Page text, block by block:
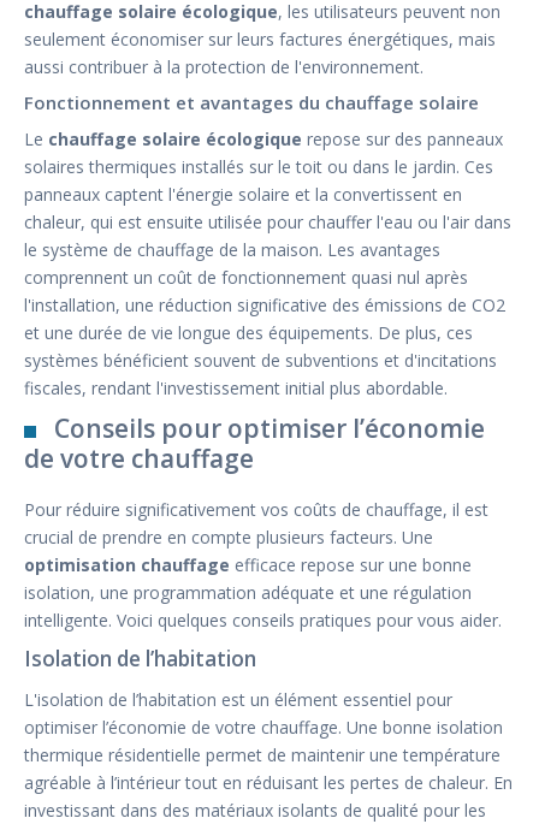
chauffage solaire écologique, les utilisateurs peuvent non
seulement économiser sur leurs factures énergétiques, mais
aussi contribuer à la protection de l'environnement.
Fonctionnement et avantages du chauffage solaire
Le chauffage solaire écologique repose sur des panneaux
solaires thermiques installés sur le toit ou dans le jardin. Ces
panneaux captent l'énergie solaire et la convertissent en
chaleur, qui est ensuite utilisée pour chauffer l'eau ou l'air dans
le système de chauffage de la maison. Les avantages
comprennent un coût de fonctionnement quasi nul après
l'installation, une réduction significative des émissions de CO2
et une durée de vie longue des équipements. De plus, ces
systèmes bénéficient souvent de subventions et d'incitations
fiscales, rendant l'investissement initial plus abordable.
Conseils pour optimiser l’économie
de votre chauffage
Pour réduire significativement vos coûts de chauffage, il est
crucial de prendre en compte plusieurs facteurs. Une
optimisation chauffage efficace repose sur une bonne
isolation, une programmation adéquate et une régulation
intelligente. Voici quelques conseils pratiques pour vous aider.
Isolation de l’habitation
L'isolation de l’habitation est un élément essentiel pour
optimiser l’économie de votre chauffage. Une bonne isolation
thermique résidentielle permet de maintenir une température
agréable à l’intérieur tout en réduisant les pertes de chaleur. En
investissant dans des matériaux isolants de qualité pour les